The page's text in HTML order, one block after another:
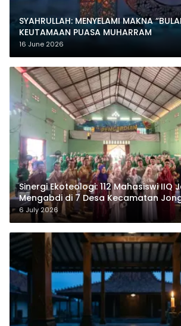
SYAHRULLAH: MENYELAMI MAKNA
KEUTAMAAN PUASA MUHARRAM
16 June 2026
‎Sinergi Ekoteologi: 112 Mahasiswi IIQ
Mengabdi di 7 Desa Kecamatan
6 July 2026